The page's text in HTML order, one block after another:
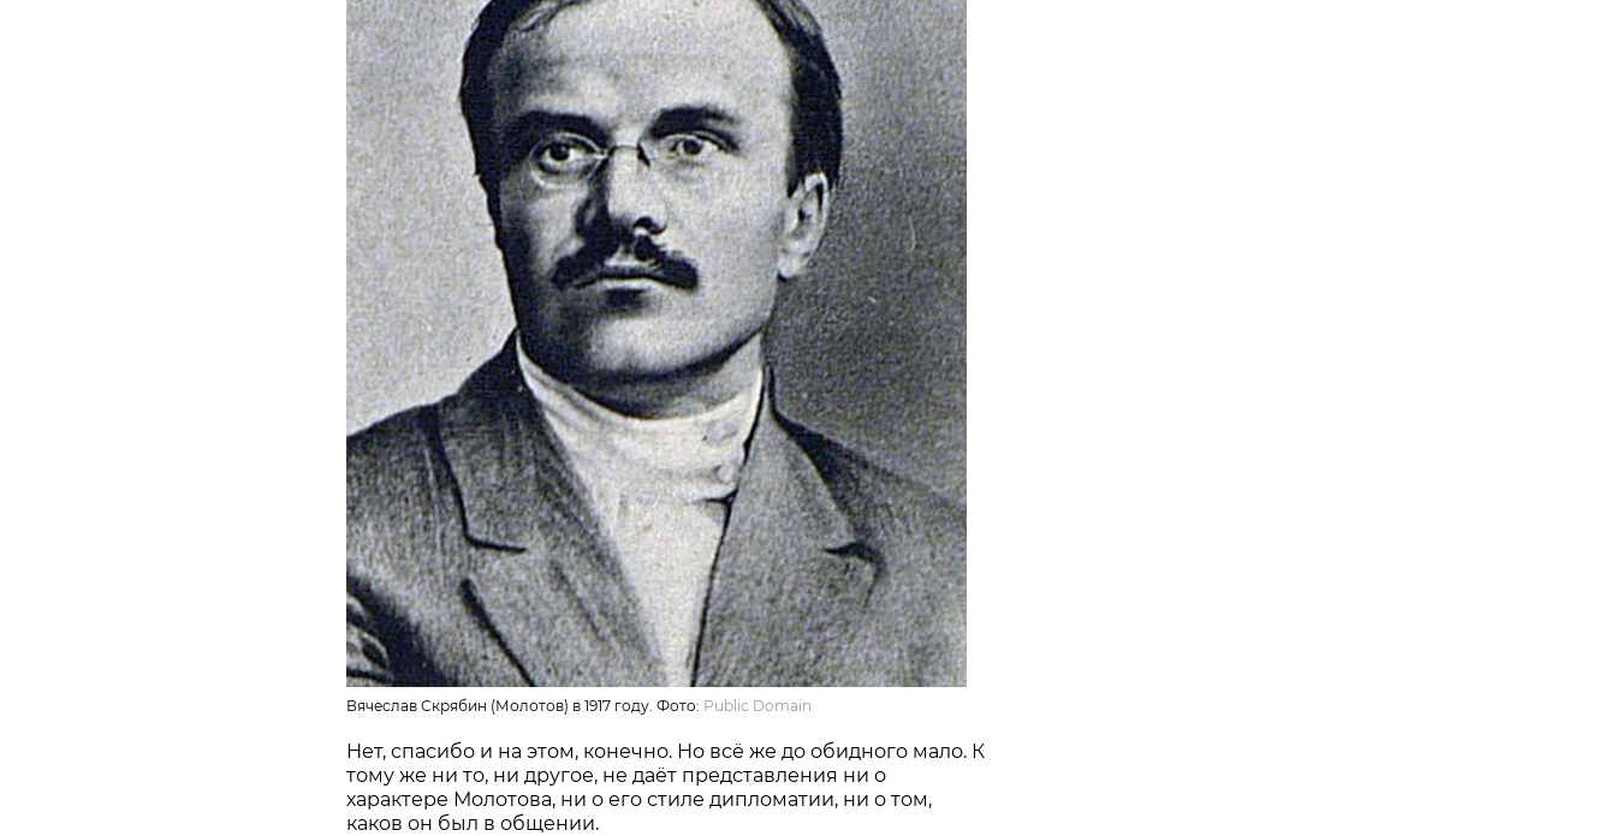
Вячеслав Скрябин (Молотов) в 1917 году. Фото: Public Domain
Нет, спасибо и на этом, конечно. Но всё же до обидного мало. К
тому же ни то, ни другое, не даёт представления ни о
характере Молотова, ни о его стиле дипломатии, ни о том,
каков он был в общении.